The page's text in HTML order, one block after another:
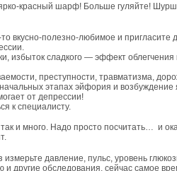
красный шарф! Больше гуляйте!
вкусно-полезно-любимое и
избыток сладкого — эффект
преступности, травматизма,
этапах эйфория и
от депрессии!
к специалисту.
и много. Надо просто посчитать… и
давление, пульс, уровень
другие обследования, сейчас самое